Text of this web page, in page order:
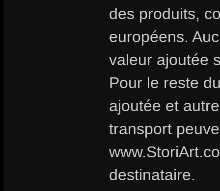
des produits,
européens.
valeur ajoutée
Pour le reste
ajoutée et
transport
destinataire.